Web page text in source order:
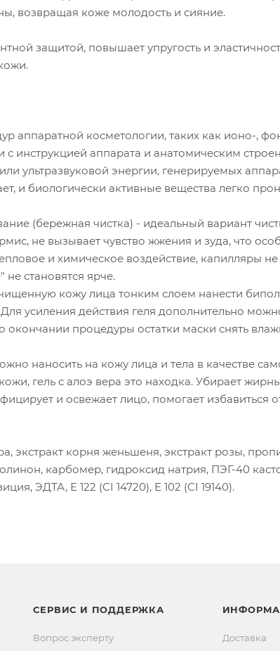
возвращая коже молодость и сияние.
защитой, повышает упругость и
аппаратной косметологии, таких как ионо-,
с инструкцией аппарата и анатомическим
ультразвуковой энергии, генерируемых
и биологически активные вещества легко
(бережная чистка) - идеальный вариант
не вызывает чувство жжения и зуда, что
тепловое и химическое воздействие, капилляры
не становятся ярче.
кожу лица тонким слоем нанести
усиления действия геля дополнительно
окончании процедуры остатки маски снять
наносить на кожу лица и тела в качестве
гель с алоэ вера это находка. Убирает
и освежает лицо, помогает избавиться
экстракт корня женьшеня, экстракт розы,
карбомер, гидроксид натрия, ПЭГ-40
ЭДТА, Е 122 (CI 14720), Е 102 (CI 19140).
СЕРВИС И ПОДДЕРЖКА
Вопрос эксперту Доставка